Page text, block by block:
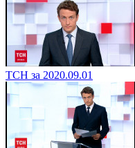
ТСН за 2020.09.01